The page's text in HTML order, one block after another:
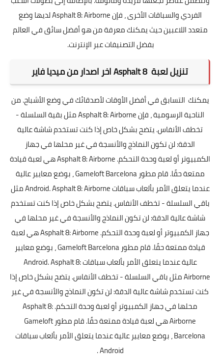
الفردي والسباقات الأخرى ، فإن Asphalt 8: Airborne لديها وضع
متعدد اللاعبين حيث يمكنك معرفة من هو أفضل سائق في العالم
بفضل التصنيفات عبر الإنترنت.
تنزيل لعبة Asphalt 8 اخر‏اصدار من ميديا فاير
يمكنك التسابق في أفضل الأوقات لأصدقائك في وضع الأشباح. من
الناحية الرسومية ، فإن Asphalt 8: Airborne مثل بقية السلسلة -
تخطف الأنفاس. يتضح بشكل خاص إذا كنت تستخدم شاشة عالية
الدقة: لن تكون النماذج والأنسجة في غير محلها في جهاز
الكمبيوتر أو لعبة وحدة التحكم. Asphalt 8: Airborne هي لعبة قيادة
ممتعة حقًا. قام مطور Gameloft Barcelona ، بوضع معايير عالية
عندما يتعلق الأمر بألعاب سباقات Android. Asphalt 8: Airborne مثل
باقي السلسلة - تخطف الأنفاس. يتضح بشكل خاص إذا كنت تستخدم
شاشة عالية الدقة: لن تكون النماذج والأنسجة في غير محلها في
جهاز الكمبيوتر أو لعبة وحدة التحكم. Asphalt 8: Airborne هي لعبة
قيادة ممتعة حقًا. قام مطور Gameloft Barcelona ، بوضع معايير
عالية عندما يتعلق الأمر بألعاب سباقات Android. Asphalt 8:
Airborne مثل باقي السلسلة - تخطف الأنفاس. يتضح بشكل خاص إذا
كنت تستخدم شاشة عالية الدقة: لن تكون النماذج والأنسجة في غير
محلها في جهاز الكمبيوتر أو لعبة وحدة التحكم. Asphalt 8:
Airborne هي لعبة قيادة ممتعة حقًا. قام مطور Gameloft
Barcelona ، بوضع معايير عالية عندما يتعلق الأمر بألعاب سباقات
Android .